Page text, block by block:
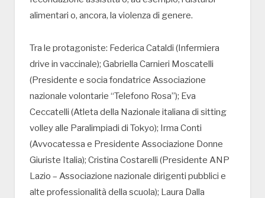
alimentari o, ancora, la violenza di genere.
Tra le protagoniste: Federica Cataldi (Infermiera
drive in vaccinale); Gabriella Carnieri Moscatelli
(Presidente e socia fondatrice Associazione
nazionale volontarie “Telefono Rosa”); Eva
Ceccatelli (Atleta della Nazionale italiana di sitting
volley alle Paralimpiadi di Tokyo); Irma Conti
(Avvocatessa e Presidente Associazione Donne
Giuriste Italia); Cristina Costarelli (Presidente ANP
Lazio – Associazione nazionale dirigenti pubblici e
alte professionalità della scuola); Laura Dalla